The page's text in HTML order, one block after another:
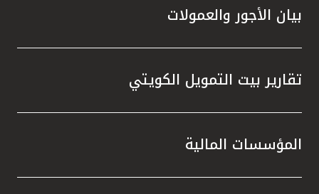
بيان الأجور والعمولات
تقارير بيت التمويل الكويتي
المؤسسات المالية